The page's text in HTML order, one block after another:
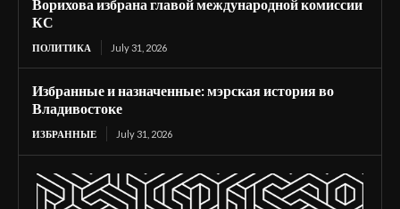
Ворихова избрана главой международной комиссии
КС
ПОЛИТИКА July 31, 2026
Избранные и назначенные: мэрская история во
Владивостоке
ИЗБРАННЫЕ July 31, 2026